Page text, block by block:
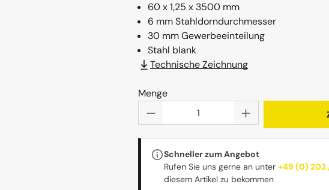
60 x 1,25 x 3500 mm
6 mm Stahldorndurchmesser
30 mm Gewerbeeinteilung
Stahl blank
Technische Zeichnung
Menge
Produkt Anzahl: Gib den
Schneller zum Angebot
Rufen Sie uns gerne an unter +49 (0) 202
diesem Artikel zu bekommen